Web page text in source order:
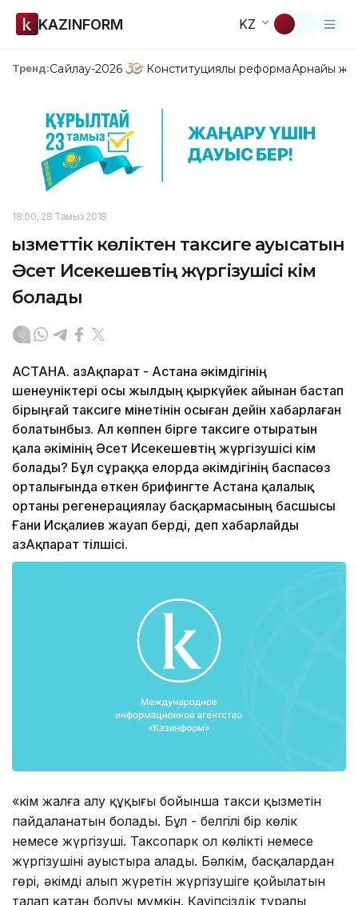
KAZINFORM KZ
Тренд:Сайлау-2026 Конституциялық реформаАрнайы
18:00, 28 Тамыз 2018
Қызметтік көліктен таксиге ауысатын
Әсет Исекешевтің жүргізушісі кім
болады
АСТАНА. ҚазАқпарат - Астана әкімдігінің
шенеуніктері осы жылдың қыркүйек айынан бастап
бірыңғай таксиге мінетінін осыған дейін хабарлаған
болатынбыз. Ал көппен бірге таксиге отыратын
қала әкімінің Әсет Исекешевтің жүргізушісі кім
болады? Бұл сұраққа елорда әкімдігінің баспасөз
орталығында өткен брифингте Астана қалалық
ортаны регенерациялау басқармасының басшысы
Ғани Исқалиев жауап берді, деп хабарлайды
ҚазАқпарат тілшісі.
«Әкім жалға алу құқығы бойынша такси қызметін
пайдаланатын болады. Бұл - белгілі бір көлік
немесе жүргізуші. Таксопарк ол көлікті немесе
жүргізушіні ауыстыра алады. Бәлкім, басқалардан
гөрі, әкімді алып жүретін жүргізушіге қойылатын
талап қатаң болуы мүмкін. Қауіпсіздік туралы